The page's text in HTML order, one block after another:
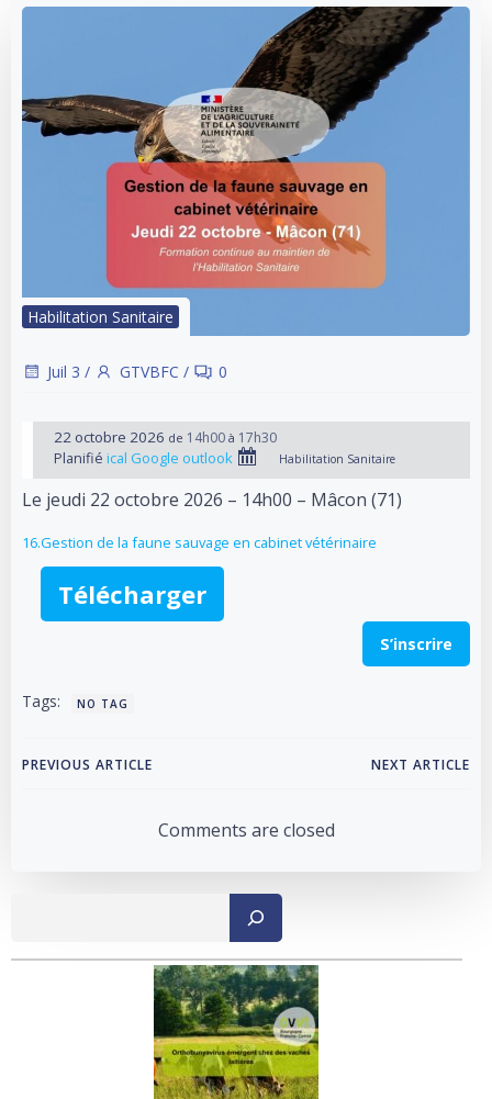
Habilitation Sanitaire
Juil 3 / GTVBFC / 0
22 octobre 2026 de 14h00 à 17h30
Planifié ical Google outlook Habilitation Sanitaire
Le jeudi 22 octobre 2026 – 14h00 – Mâcon (71)
16.Gestion de la faune sauvage en cabinet vétérinaire
Télécharger
S’inscrire
Tags: NO TAG
Post
navigation
PREVIOUS ARTICLE
navigation
NEXT ARTICLE
Comments are closed